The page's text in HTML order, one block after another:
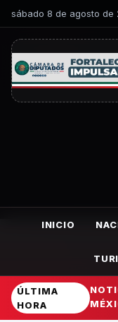
sábado 8 de agosto de
INICIO
ÚLTIMA
HORA